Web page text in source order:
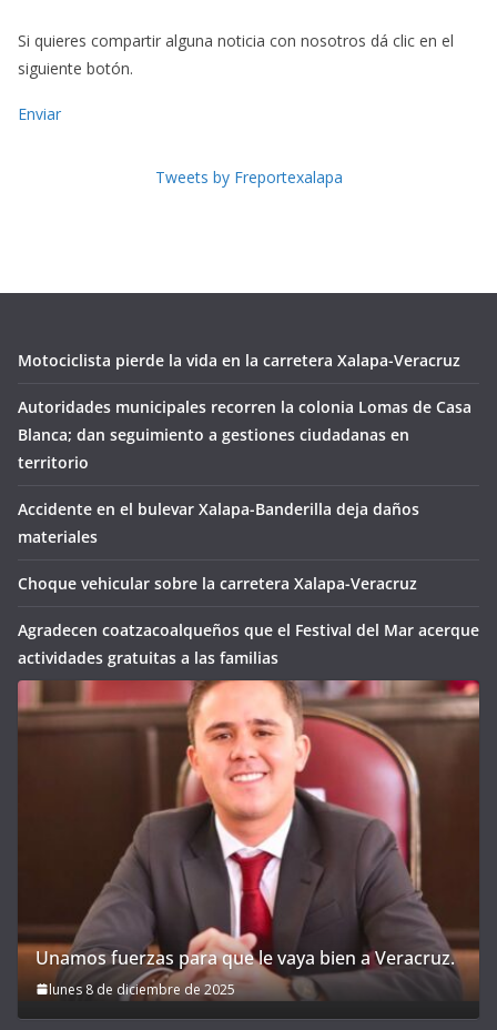
Si quieres compartir alguna noticia con nosotros dá clic en el
siguiente botón.
Enviar
Tweets by Freportexalapa
Motociclista pierde la vida en la carretera Xalapa-Veracruz
Autoridades municipales recorren la colonia Lomas de Casa
Blanca; dan seguimiento a gestiones ciudadanas en
territorio
Accidente en el bulevar Xalapa-Banderilla deja daños
materiales
Choque vehicular sobre la carretera Xalapa-Veracruz
Agradecen coatzacoalqueños que el Festival del Mar acerque
actividades gratuitas a las familias
Unamos fuerzas para que le vaya bien a Veracruz.
lunes 8 de diciembre de 2025